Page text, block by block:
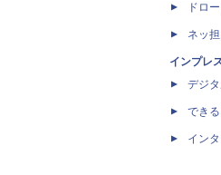
ドロ
ネッ
インプレ
デジ
でき
イン